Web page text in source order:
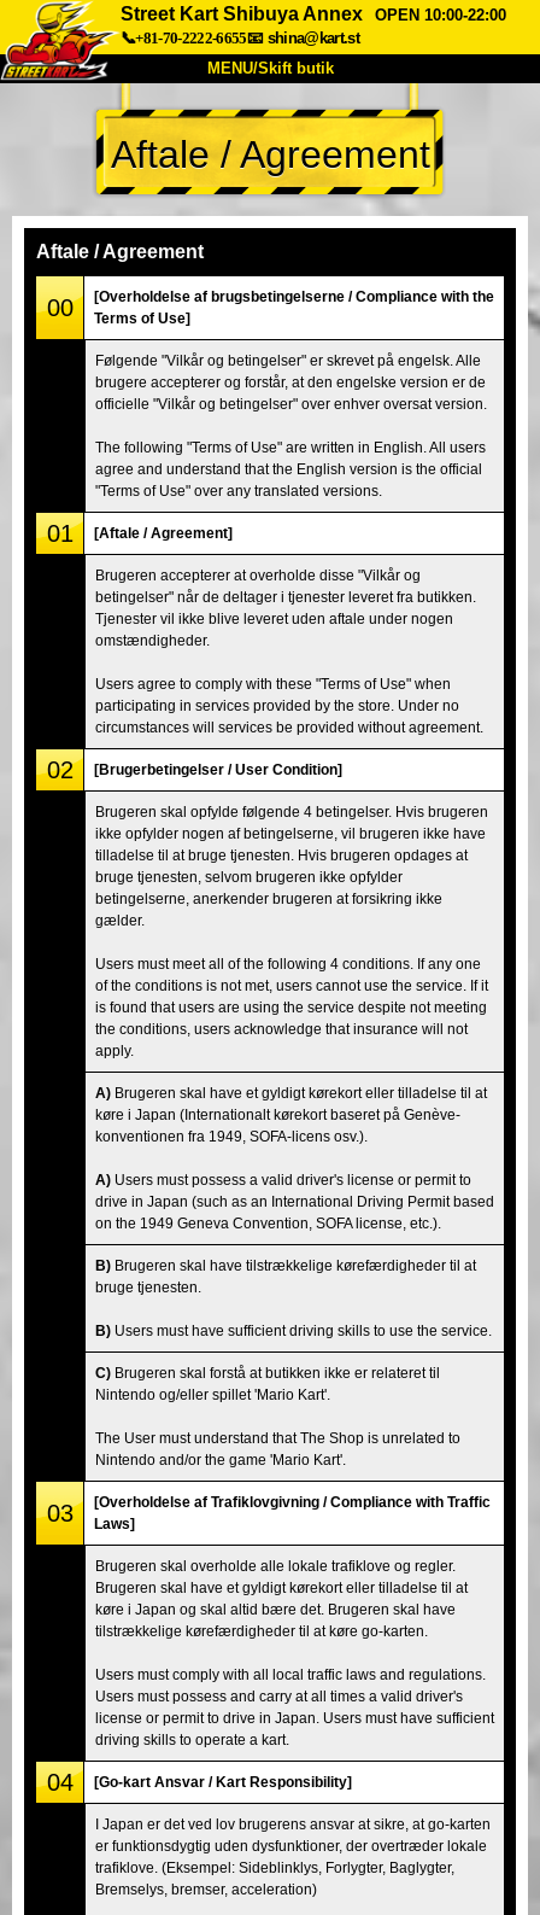
Street Kart Shibuya Annex
OPEN 10:00-22:00
📞+81-70-2222-6655📧 shina@kart.st
MENU/Skift butik
TOP
Om Specifikationer Pris
Virksomhed
Tokyo Shinagawa
Tokyo Akihabara#2 Tokyo Shibuya
Tokyo Shibuya Annex Tokyo Bay
Tokyo Asakusa Osaka
Okinawa
Aftale / Agreement
Aftale / Agreement
00
[Overholdelse af brugsbetingelserne / Compliance with the
Terms of Use]
Følgende "Vilkår og betingelser" er skrevet på engelsk. Alle
brugere accepterer og forstår, at den engelske version er de
officielle "Vilkår og betingelser" over enhver oversat version.
The following "Terms of Use" are written in English. All users
agree and understand that the English version is the official
"Terms of Use" over any translated versions.
01 [Aftale / Agreement]
Brugeren accepterer at overholde disse "Vilkår og
betingelser" når de deltager i tjenester leveret fra butikken.
Tjenester vil ikke blive leveret uden aftale under nogen
omstændigheder.
Users agree to comply with these "Terms of Use" when
participating in services provided by the store. Under no
circumstances will services be provided without agreement.
02 [Brugerbetingelser / User Condition]
Brugeren skal opfylde følgende 4 betingelser. Hvis brugeren
ikke opfylder nogen af betingelserne, vil brugeren ikke have
tilladelse til at bruge tjenesten. Hvis brugeren opdages at
bruge tjenesten, selvom brugeren ikke opfylder
betingelserne, anerkender brugeren at forsikring ikke
gælder.
Users must meet all of the following 4 conditions. If any one
of the conditions is not met, users cannot use the service. If it
is found that users are using the service despite not meeting
the conditions, users acknowledge that insurance will not
apply.
A) Brugeren skal have et gyldigt kørekort eller tilladelse til at
køre i Japan (Internationalt kørekort baseret på Genève-
konventionen fra 1949, SOFA-licens osv.).
A) Users must possess a valid driver's license or permit to
drive in Japan (such as an International Driving Permit based
on the 1949 Geneva Convention, SOFA license, etc.).
B) Brugeren skal have tilstrækkelige kørefærdigheder til at
bruge tjenesten.
B) Users must have sufficient driving skills to use the service.
C) Brugeren skal forstå at butikken ikke er relateret til
Nintendo og/eller spillet 'Mario Kart'.
The User must understand that The Shop is unrelated to
Nintendo and/or the game 'Mario Kart'.
03
[Overholdelse af Trafiklovgivning / Compliance with Traffic
Laws]
Brugeren skal overholde alle lokale trafiklove og regler.
Brugeren skal have et gyldigt kørekort eller tilladelse til at
køre i Japan og skal altid bære det. Brugeren skal have
tilstrækkelige kørefærdigheder til at køre go-karten.
Users must comply with all local traffic laws and regulations.
Users must possess and carry at all times a valid driver's
license or permit to drive in Japan. Users must have sufficient
driving skills to operate a kart.
04 [Go-kart Ansvar / Kart Responsibility]
I Japan er det ved lov brugerens ansvar at sikre, at go-karten
er funktionsdygtig uden dysfunktioner, der overtræder lokale
trafiklove. (Eksempel: Sideblinklys, Forlygter, Baglygter,
Bremselys, bremser, acceleration)